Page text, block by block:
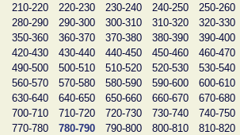
210-220
220-230 230-240 240-250 250-260
280-290
290-300 300-310 310-320 320-330
350-360
360-370 370-380 380-390 390-400
420-430
430-440 440-450 450-460 460-470
490-500
500-510 510-520 520-530 530-540
560-570
570-580 580-590 590-600 600-610
630-640
640-650 650-660 660-670 670-680
700-710
710-720 720-730 730-740 740-750
770-780
780-790 790-800 800-810 810-820